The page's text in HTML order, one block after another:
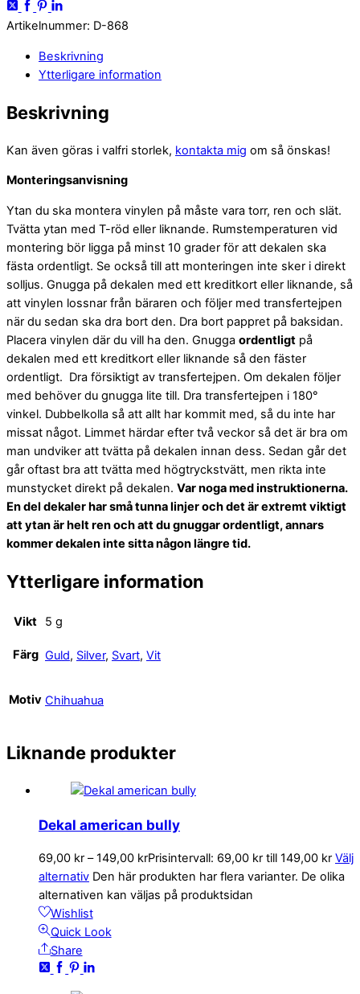
Artikelnummer: D-868
Beskrivning
Ytterligare information
Beskrivning
Kan även göras i valfri storlek, kontakta mig om så önskas!
Monteringsanvisning
Ytan du ska montera vinylen på måste vara torr, ren och slät.
Tvätta ytan med T-röd eller liknande. Rumstemperaturen vid
montering bör ligga på minst 10 grader för att dekalen ska
fästa ordentligt. Se också till att monteringen inte sker i direkt
solljus. Gnugga på dekalen med ett kreditkort eller liknande, så
att vinylen lossnar från bäraren och följer med transfertejpen
när du sedan ska dra bort den. Dra bort pappret på baksidan.
Placera vinylen där du vill ha den. Gnugga ordentligt på
dekalen med ett kreditkort eller liknande så den fäster
ordentligt. Dra försiktigt av transfertejpen. Om dekalen följer
med behöver du gnugga lite till. Dra transfertejpen i 180°
vinkel. Dubbelkolla så att allt har kommit med, så du inte har
missat något. Limmet härdar efter två veckor så det är bra om
man undviker att tvätta på dekalen innan dess. Sedan går det
går oftast bra att tvätta med högtryckstvätt, men rikta inte
munstycket direkt på dekalen. Var noga med instruktionerna.
En del dekaler har små tunna linjer och det är extremt viktigt
att ytan är helt ren och att du gnuggar ordentligt, annars
kommer dekalen inte sitta någon längre tid.
Ytterligare information
Vikt 5 g
Färg Guld, Silver, Svart, Vit
Motiv Chihuahua
Liknande produkter
Dekal american bully
69,00 kr – 149,00 krPrisintervall: 69,00 kr till 149,00 kr Välj
alternativ Den här produkten har flera varianter. De olika
alternativen kan väljas på produktsidan
Wishlist
Quick Look
Share